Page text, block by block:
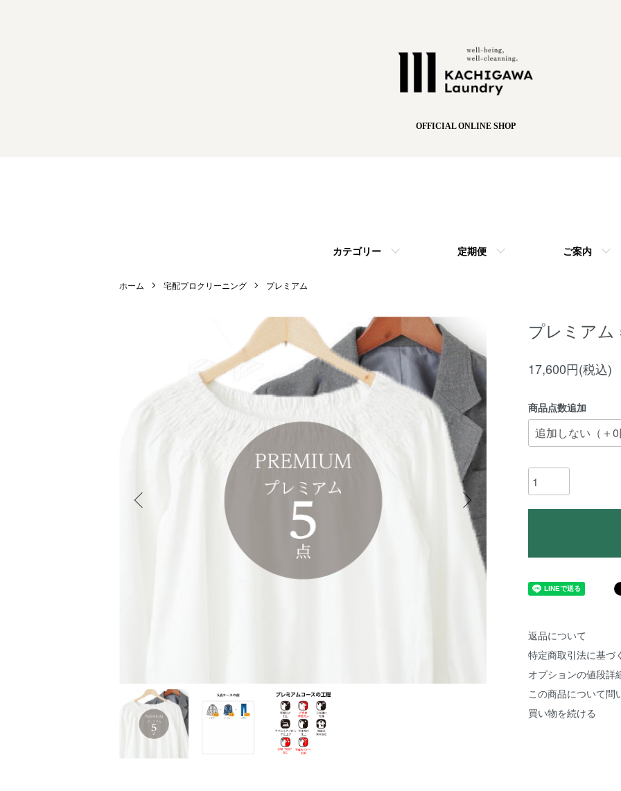
OFFICIAL ONLINE SHOP
カテゴリー 定期便 ご案内
ホーム 宅配プロクリーニング プレミアム
プレミアム
17,600円(税込)
商品点数追加
返品について
特定商取引法に基づ
オプションの値段詳
この商品について問
買い物を続ける